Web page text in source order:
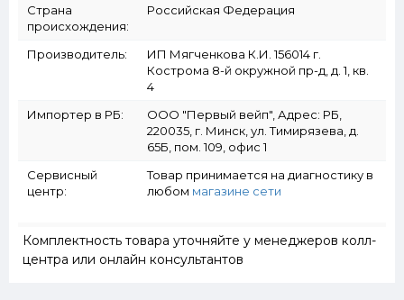
Страна
происхождения:
Российская Федерация
Производитель:
ИП Мягченкова К.И. 156014 г.
Кострома 8-й окружной пр-д, д. 1, кв.
4
Импортер в РБ:
ООО "Первый вейп", Адрес: РБ,
220035, г. Минск, ул. Тимирязева, д.
65Б, пом. 109, офис 1
Сервисный
центр:
Товар принимается на диагностику в
любом магазине сети
Комплектность товара уточняйте у менеджеров колл-
центра или онлайн консультантов